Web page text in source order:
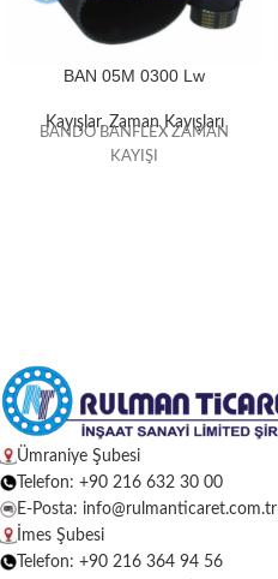
BAN 05M 0300 Lw
Kayışlar,Zaman Kayışları
BANDO BANFLEX ZAMAN
KAYIŞI
Ümraniye Şubesi
Telefon: +90 216 632 30 00
E-Posta: info@rulmanticaret.com.tr
İmes Şubesi
Telefon: +90 216 364 94 56